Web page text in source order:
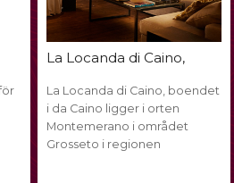
La Locanda di Caino,
La Locanda di Caino, boendet
i da Caino ligger i orten
Montemerano i området
Grosseto i regionen